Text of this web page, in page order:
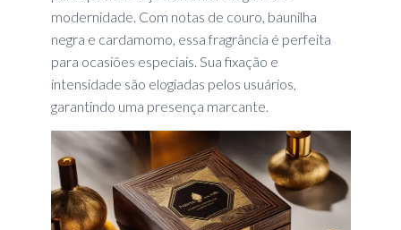
modernidade. Com notas de couro, baunilha
negra e cardamomo, essa fragrância é perfeita
para ocasiões especiais. Sua fixação e
intensidade são elogiadas pelos usuários,
garantindo uma presença marcante.